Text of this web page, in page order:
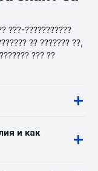
???-???????????
?? ??????? ??,
??? ??
и как